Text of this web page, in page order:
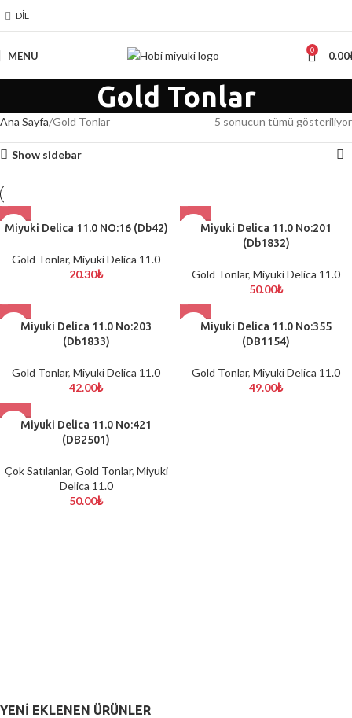
DIL
MENU 0 0.00
Gold Tonlar
Ana Sayfa Gold Tonlar 5 sonucun tümü gösteriliyor
Show sidebar
Miyuki Delica 11.0 NO:16 (Db42)
Gold Tonlar, Miyuki Delica 11.0
20.30₺
Miyuki Delica 11.0 No:201
(Db1832)
Gold Tonlar, Miyuki Delica 11.0
50.00₺
Miyuki Delica 11.0 No:203
(Db1833)
Gold Tonlar, Miyuki Delica 11.0
42.00₺
Miyuki Delica 11.0 No:355
(DB1154)
Gold Tonlar, Miyuki Delica 11.0
49.00₺
Miyuki Delica 11.0 No:421
(DB2501)
Çok Satılanlar, Gold Tonlar, Miyuki
Delica 11.0
50.00₺
YENI EKLENEN ÜRÜNLER